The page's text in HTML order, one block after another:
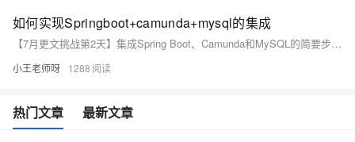
如何实现Springboot+camunda+mysql的集成
【7月更文挑战第2天】集成Spring Boot、Camunda和MySQL的简要步骤： 1. 初始化Spring Boot项目，添加Camunda和MySQL驱动依赖。 2. 配置`application.properties`，包括数据库URL、用户名和密码。 3. 设置Camunda引擎属性，指定数据源。 4. 引入流程定义文件（如`.bpmn`）。 5. 创建服务处理流程操作，创建控制器接收请求。 6. Camunda自动在数据库创建表结构。 7. 启动应用，测试流程启动，如通过服务和控制器开始流程实例。 示例代码包括服务类启动流程实例及控制器接口。实际集成需按业务需求调整。
小王老师呀 1288
热门文章 最新文章